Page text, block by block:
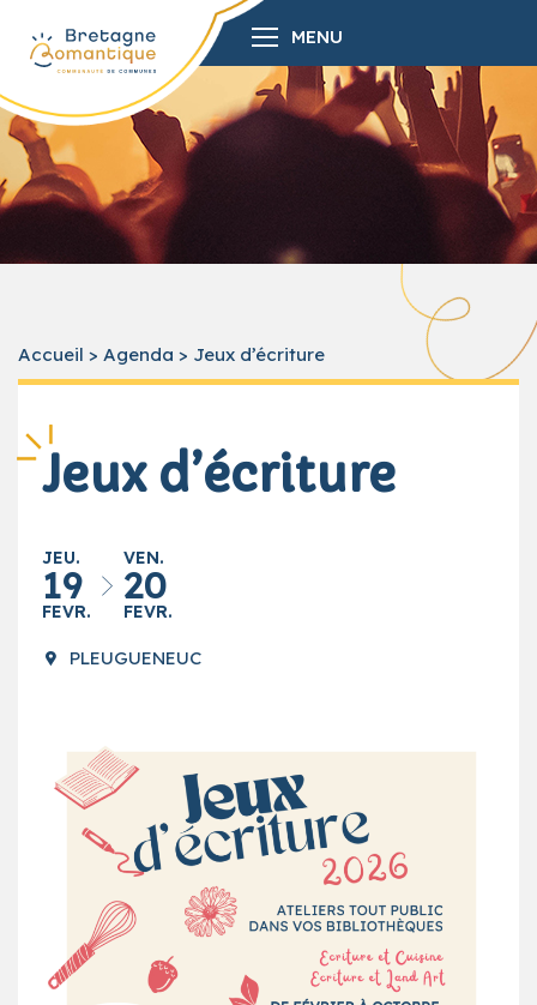
MENU
Accueil > Agenda > Jeux d’écriture
Jeux d’écriture
JEU.
19
FEVR.
VEN.
20
FEVR.
PLEUGUENEUC